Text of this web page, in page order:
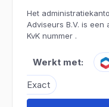
Het
Adviseurs B.V. is
KvK nummer .
Werkt met:
Exact